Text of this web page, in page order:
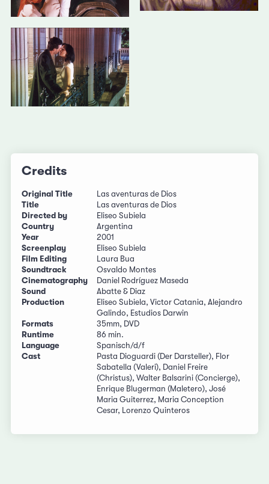
Credits
Original Title
Las aventuras de Dios
Title
Las aventuras de Dios
Directed by
Eliseo Subiela
Country
Argentina
Year
2001
Screenplay
Eliseo Subiela
Film Editing
Laura Bua
Soundtrack
Osvaldo Montes
Cinematography
Daniel Rodríguez Maseda
Sound
Abatte & Diaz
Production
Eliseo Subiela, Victor Catania, Alejandro
Galindo, Estudios Darwin
Formats
35mm, DVD
Runtime
86 min.
Language
Spanisch/d/f
Cast
Pasta Dioguardi (Der Darsteller), Flor
Sabatella (Valeri), Daniel Freire
(Christus), Walter Balsarini (Concierge),
Enrique Blugerman (Maletero), José
Maria Guiterrez, Maria Conception
Cesar, Lorenzo Quinteros